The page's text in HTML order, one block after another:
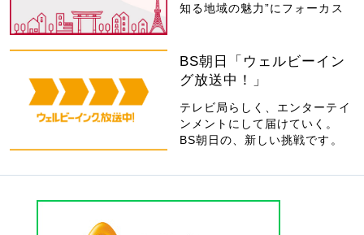
知る地域の魅力”にフォーカス
BS朝日「ウェルビーイン
グ放送中！」
テレビ局らしく、エンターテイ
ンメントにして届けていく。
BS朝日の、新しい挑戦です。